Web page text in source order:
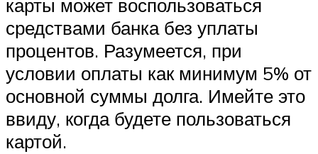
карты может воспользоваться
средствами банка без уплаты
процентов. Разумеется, при
условии оплаты как минимум 5% от
основной суммы долга. Имейте это
ввиду, когда будете пользоваться
картой.